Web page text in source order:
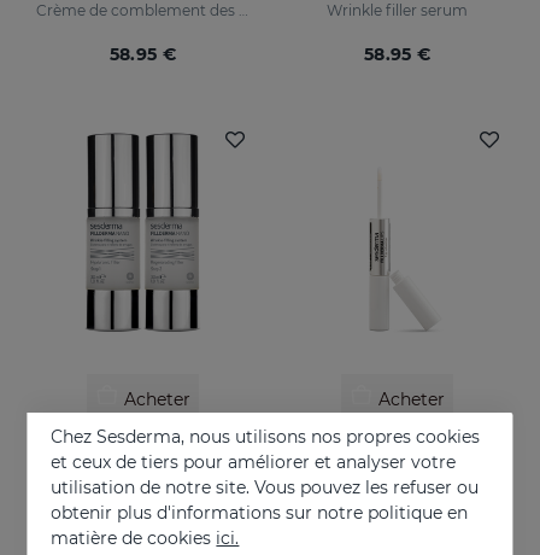
Crème de comblement des rides aux nanosphères d'acide hyaluronique
58.95 €
Wrinkle filler serum
58.95 €
Acheter
FILLDERMA Nano
Système de comblement de rides en deux étapes
79.95 €
Acheter
FILLDERMA Lips
Lip volumizer
18.95 €
Chez Sesderma, nous utilisons nos propres cookies
et ceux de tiers pour améliorer et analyser votre
utilisation de notre site. Vous pouvez les refuser ou
obtenir plus d'informations sur notre politique en
matière de cookies ici.